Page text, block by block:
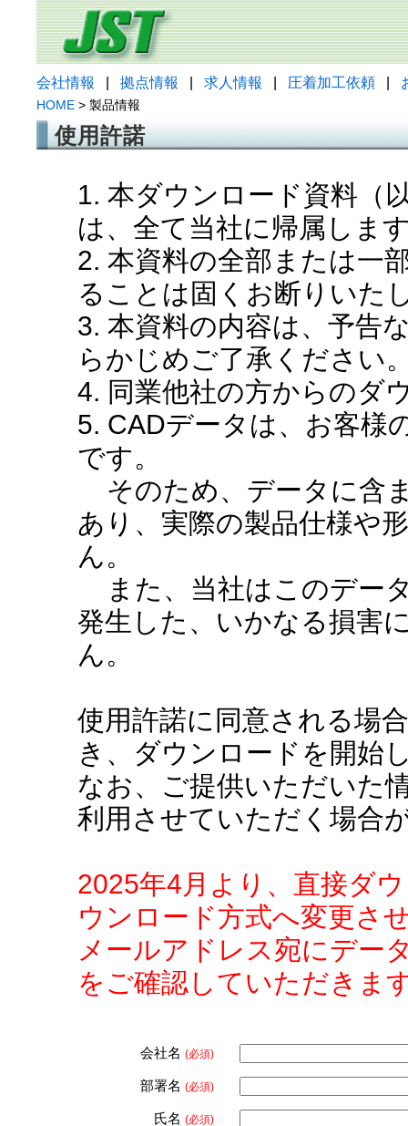
会社情報 拠点情報 求人情報 圧着加工依頼
HOME > 製品情報
使用許諾
1. 本ダウンロード資料（
は、全て当社に帰属しま
2. 本資料の全部または一
ることは固くお断りいた
3. 本資料の内容は、予告
らかじめご了承ください
4. 同業他社の方からのダ
5. CADデータは、お客様
です。
そのため、データに含
あり、実際の製品仕様や
ん。
また、当社はこのデー
発生した、いかなる損害
ん。
使用許諾に同意される場
き、ダウンロードを開始
なお、ご提供いただいた
利用させていただく場合
2025年4月より、直接ダ
ウンロード方式へ変更さ
メールアドレス宛にデー
をご確認していただきま
会社名 (必須)
部署名 (必須)
氏名 (必須)